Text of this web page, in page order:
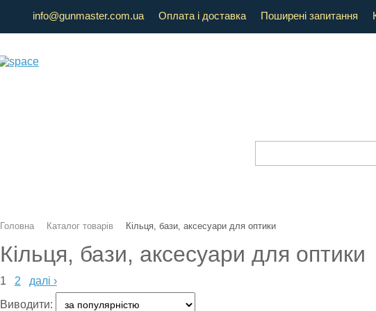
info@gunmaster.com.ua Оплата і доставка Поширені запитання
Головна Каталог товарів Кільця, бази, аксесуари для оптики
Кільця, бази, аксесуари для оптики
1 2
далі ›
Виводити: